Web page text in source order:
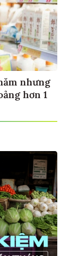
nhưng
hơn 1